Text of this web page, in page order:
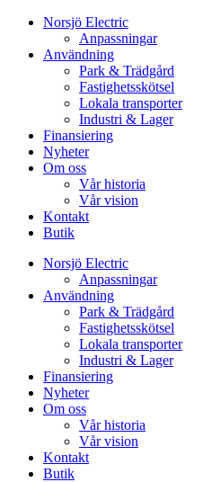
Norsjö Electric
Anpassningar
Användning
Park & Trädgård
Fastighetsskötsel
Lokala transporter
Industri & Lager
Finansiering
Nyheter
Om oss
Vår historia
Vår vision
Kontakt
Butik
Norsjö Electric
Anpassningar
Användning
Park & Trädgård
Fastighetsskötsel
Lokala transporter
Industri & Lager
Finansiering
Nyheter
Om oss
Vår historia
Vår vision
Kontakt
Butik